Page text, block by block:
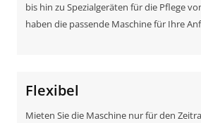
bis hin zu Spezialgeräten für die Pflege
haben die passende Maschine für Ihre
Flexibel
Mieten Sie die Maschine nur für den